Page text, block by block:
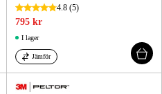
4.8 (5)
795 kr
I lager
Jämför